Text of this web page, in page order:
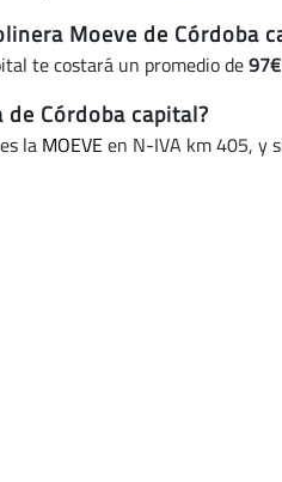
Moeve de Córdoba
te costará un promedio de97€
Córdoba capital?
la MOEVEen N-IVA km 405, y